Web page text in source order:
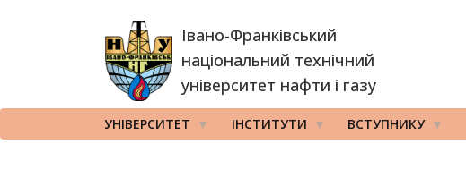
Івано-Франківський
національний технічний
університет нафти і газу
УНІВЕРСИТЕТ ІНСТИТУТИ ВСТУПНИКУ